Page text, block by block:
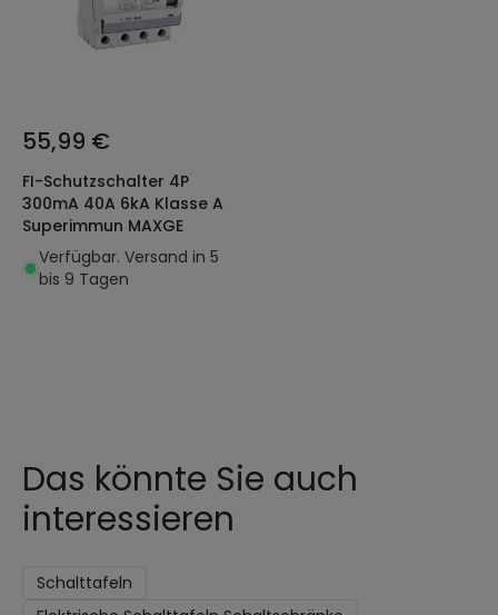
55,99 €
FI-Schutzschalter 4P
300mA 40A 6kA Klasse A
Superimmun MAXGE
Verfügbar. Versand in 5
bis 9 Tagen
Das könnte Sie auch
interessieren
Schalttafeln